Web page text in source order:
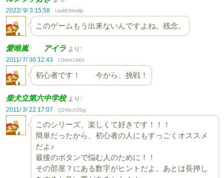
2022/ 9/ 3 15:58
UwMDMxMjk
このゲームもう出来ないんですよね。残念。
愛唯嵐 アイラ より:
2011/ 7/ 30 12:43
I1MzA1MDI
初心者です！ 今から、挑戦！
柴犬立第六中学校 より:
2011/ 3/ 22 17:07
Q2Mjc2ODg
このシリーズ、楽しくて好きです！！！
簡単だったから、初心者の人にもすっごくオススメ
だよ♪
最後のボタンで悩む人のために！！
その部屋？にある数字がヒントだよ。あとは長押し